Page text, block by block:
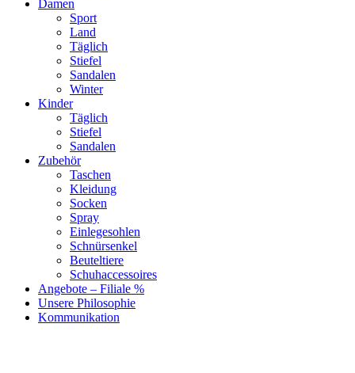
Damen
Sport
Land
Täglich
Stiefel
Sandalen
Winter
Kinder
Täglich
Stiefel
Sandalen
Zubehör
Taschen
Kleidung
Socken
Spray
Einlegesohlen
Schnürsenkel
Beuteltiere
Schuhaccessoires
Angebote – Filiale %
Unsere Philosophie
Kommunikation